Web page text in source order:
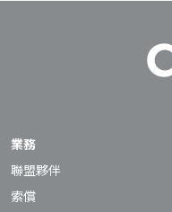
業務
聯盟夥伴
索償